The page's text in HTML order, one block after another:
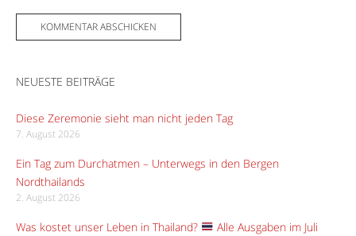
NEUESTE BEITRÄGE
Diese Zeremonie sieht man nicht jeden Tag
7. August 2026
Ein Tag zum Durchatmen – Unterwegs in den Bergen
Nordthailands
2. August 2026
Was kostet unser Leben in Thailand?
Alle Ausgaben im Juli